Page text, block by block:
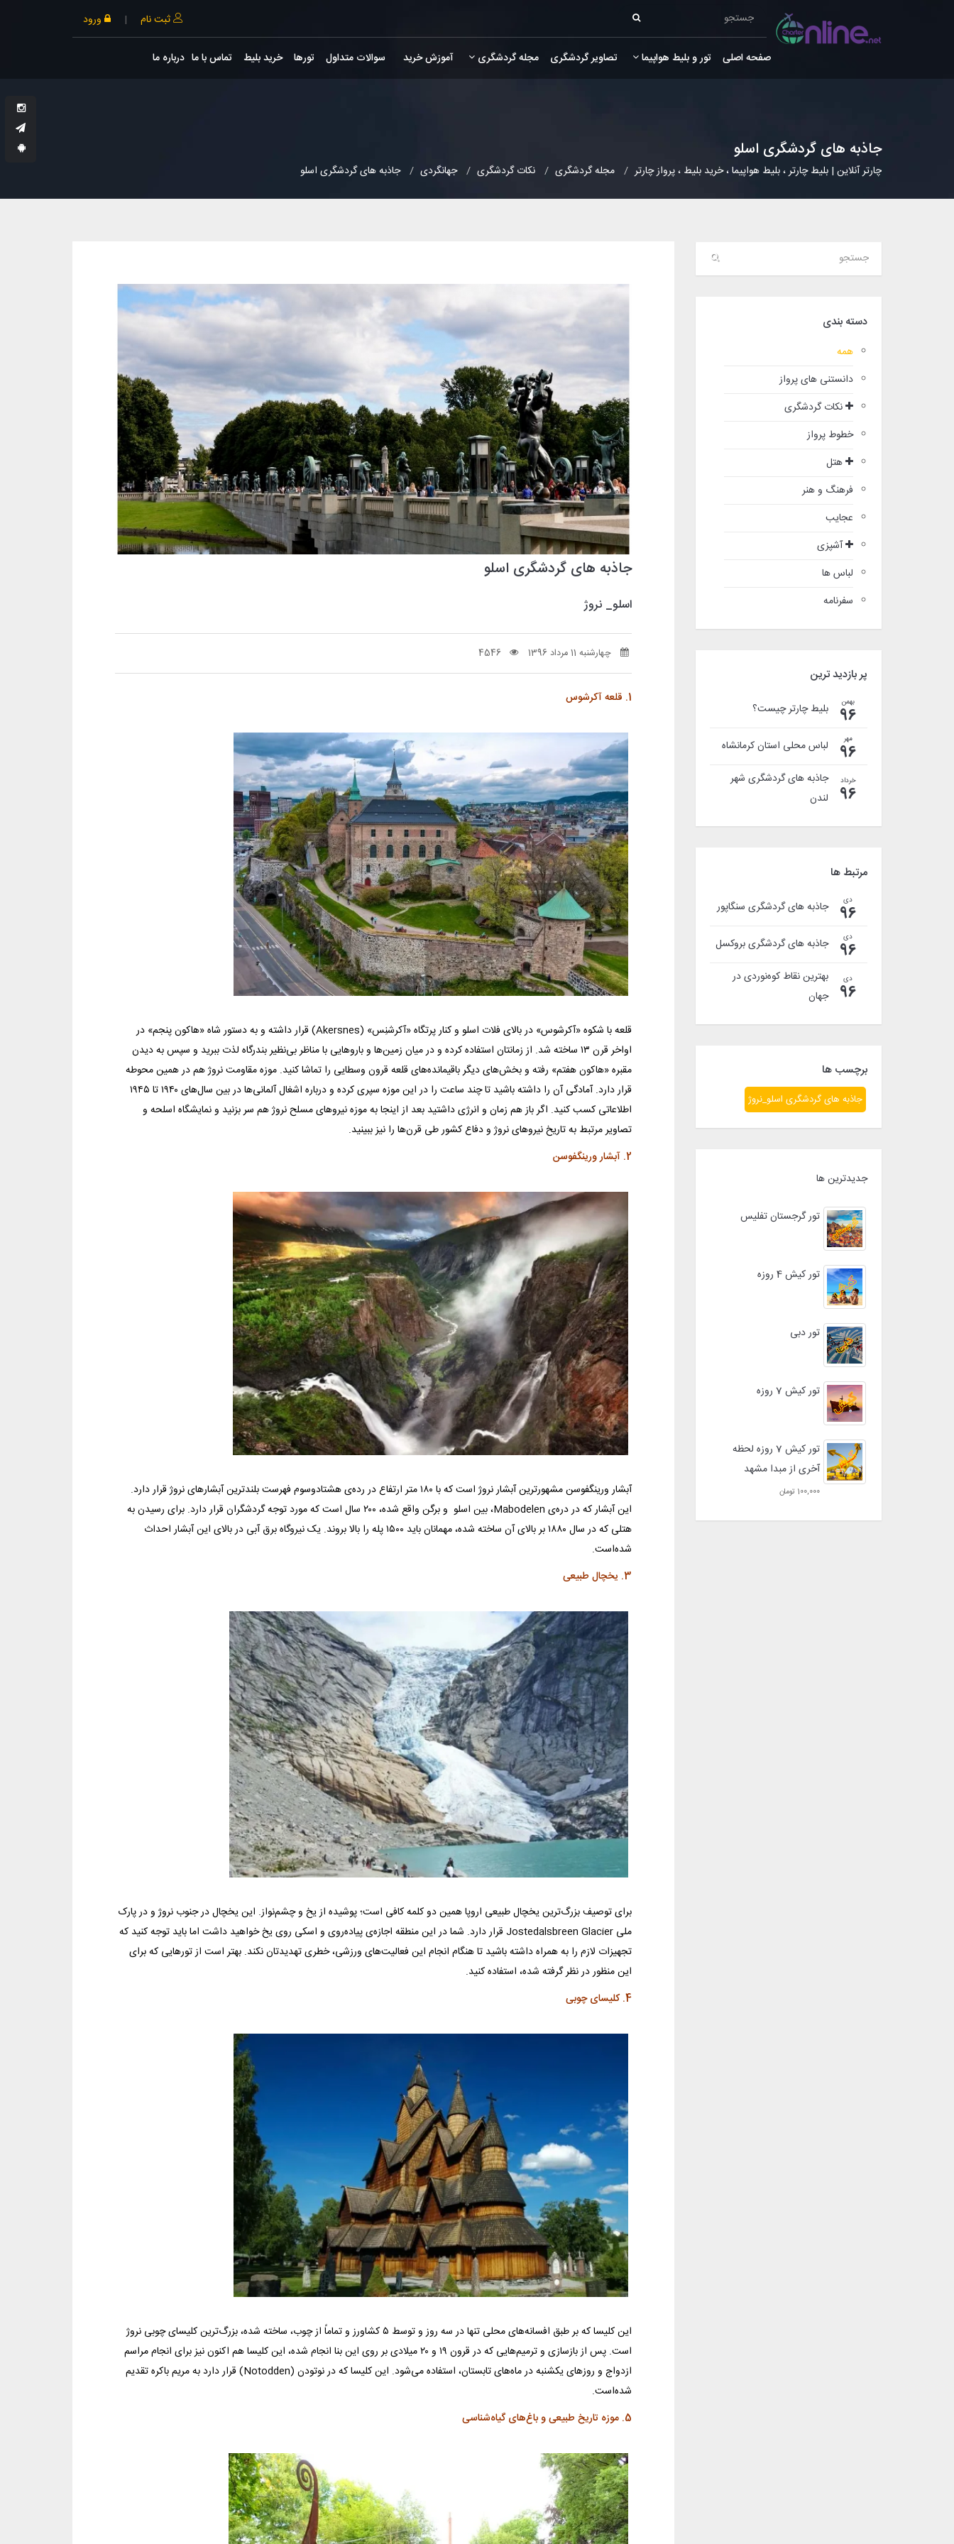
ثبت نام | ورود
صفحه اصلی تور و بلیط هواپیما تصاویر گردشگری مجله گردشگری آموزش خرید سوالات متداول تورها خرید بلیط تماس با ما درباره ما
جاذبه های گردشگری اسلو
چارتر آنلاین | بلیط چارتر ، بلیط هواپیما ، خرید بلیط ، پرواز چارتر مجله گردشگری نکات گردشگری جهانگردی جاذبه های گردشگری اسلو
دسته بندی
همه
دانستنی های پرواز
نکات گردشگری
خطوط پرواز
هتل
فرهنگ و هنر
عجایب
آشپزی
لباس ها
سفرنامه
پر بازدید ترین
بهمن
96 بلیط چارتر چیست؟
مهر
96 لباس محلی استان کرمانشاه
خرداد
96
جاذبه های گردشگری شهر
لندن
مرتبط ها
دی
96 جاذبه های گردشگری سنگاپور
دی
96 جاذبه های گردشگری بروکسل
دی
96
بهترین نقاط کوه‌نوردی در
جهان
برچسب ها
جاذبه های گردشگری اسلو_نروژ
جدیدترین ها
تور گرجستان تفلیس
تور کیش 4 روزه
تور دبی
تور کیش 7 روزه
تور کیش 7 روزه لحظه
آخری از مبدا مشهد
100,000 تومان
جاذبه های گردشگری اسلو
اسلو_ نروژ
چهارشنبه 11 مرداد 1396 4546
1. قلعه آکرشوس
قلعه با شکوه «آکرشوس» در بالای فلات اسلو و کنار پرتگاه «آکرشنِس» (Akersnes) قرار داشته و به دستور شاه «هاکون پنجم» در
اواخر قرن ۱۳ ساخته شد. از زمانتان استفاده کرده و در میان زمین‌ها و باروهایی با مناظر بی‌نظیر بندرگاه لذت ببرید و سپس به دیدن
مقبره «هاکون هفتم» رفته و بخش‌های دیگر باقیمانده‌های قلعه قرون وسطایی را تماشا کنید. موزه مقاومت نروژ هم در همین محوطه
قرار دارد. آمادگی آن را داشته باشید تا چند ساعت را در این موزه سپری کرده و درباره اشغال آلمانی‌ها در بین سال‌های ۱۹۴۰ تا ۱۹۴۵
اطلاعاتی کسب کنید. اگر باز هم زمان و انرژی داشتید بعد از اینجا به موزه نیروهای مسلح نروژ هم سر بزنید و نمایشگاه اسلحه و
تصاویر مرتبط به تاریخ نیروهای نروژ و دفاع کشور طی قرن‌ها را نیز ببینید.
2. آبشار ورینگفوسن
آبشار ورینگفوسن مشهورترین آبشار نروژ است که با ۱۸۰ متر ارتفاع در رده‌ی هشتاد‌و‌سوم فهرست بلندترین آبشار‌های نروژ قرار دارد.
این آبشار که در دره‌ی Mabodelen، بین اسلو و برگن واقع شده، ۲۰۰ سال است که مورد توجه گردشگران قرار دارد. برای رسیدن به
هتلی که در سال ۱۸۸۰ بر بالای آن ساخته شده، مهمانان باید ۱۵۰۰ پله را بالا بروند. یک نیروگاه برق‌ آبی در بالای این آبشار احداث
شده‌است.
3. یخچال طبیعی
برای توصیف بزرگ‌ترین یخچال طبیعی اروپا همین دو کلمه کافی است؛ پوشیده از یخ و چشم‌نواز. این یخچال در جنوب نروژ و در پارک
ملی Jostedalsbreen Glacier قرار دارد. شما در این منطقه اجازه‌ی پیاده‌روی و اسکی روی یخ خواهید داشت اما باید توجه کنید که
تجهیزات لازم را به همراه داشته باشید تا هنگام انجام این فعالیت‌های ورزشی، خطری تهدیدتان نکند. بهتر است از تورهایی که برای
این منظور در نظر گرفته شده، استفاده کنید.
4. کلیسای چوبی
این کلیسا که بر طبق افسانه‌های محلی تنها در سه روز و توسط ۵ کشاورز و تماماً از چوب، ساخته شده، بزرگ‌ترین کلیسای چوبی نروژ
است. پس از بازسازی و ترمیم‌هایی که در قرون ۱۹ و ۲۰ میلادی بر روی این بنا انجام شده، این کلیسا هم اکنون نیز برای انجام مراسم
ازدواج و روزهای یکشنبه در ماه‌های تابستان، استفاده می‌شود. این کلیسا که در نوتودن (Notodden) قرار دارد به مریم باکره تقدیم
شده‌است.
5. موزه تاریخ طبیعی و باغ‌های گیاه‌شناسی